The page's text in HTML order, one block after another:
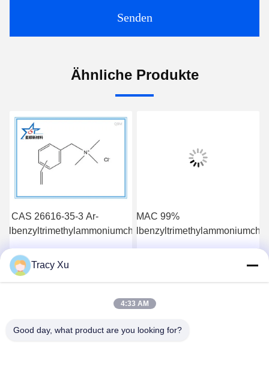
Senden
Ähnliche Produkte
4-CAS 26616-35-3 Ar-
Wir Reden Jetzt.
VBTMAC 99%
Tracy Xu
4:33 AM
Good day, what product are you looking for?